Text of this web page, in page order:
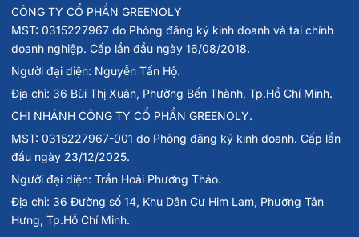
CÔNG TY CỔ PHẦN GREENOLY
MST: 0315227967 do Phòng đăng ký kinh doanh và tài chính
doanh nghiệp. Cấp lần đầu ngày 16/08/2018.
Người đại diện: Nguyễn Tấn Hộ.
Địa chỉ: 36 Bùi Thị Xuân, Phường Bến Thành, Tp.Hồ Chí Minh.
CHI NHÁNH CÔNG TY CỔ PHẦN GREENOLY.
MST: 0315227967-001 do Phòng đăng ký kinh doanh. Cấp lần
đầu ngày 23/12/2025.
Người đại diện: Trần Hoài Phương Thảo.
Địa chỉ: 36 Đường số 14, Khu Dân Cư Him Lam, Phường Tân
Hưng, Tp.Hồ Chí Minh.